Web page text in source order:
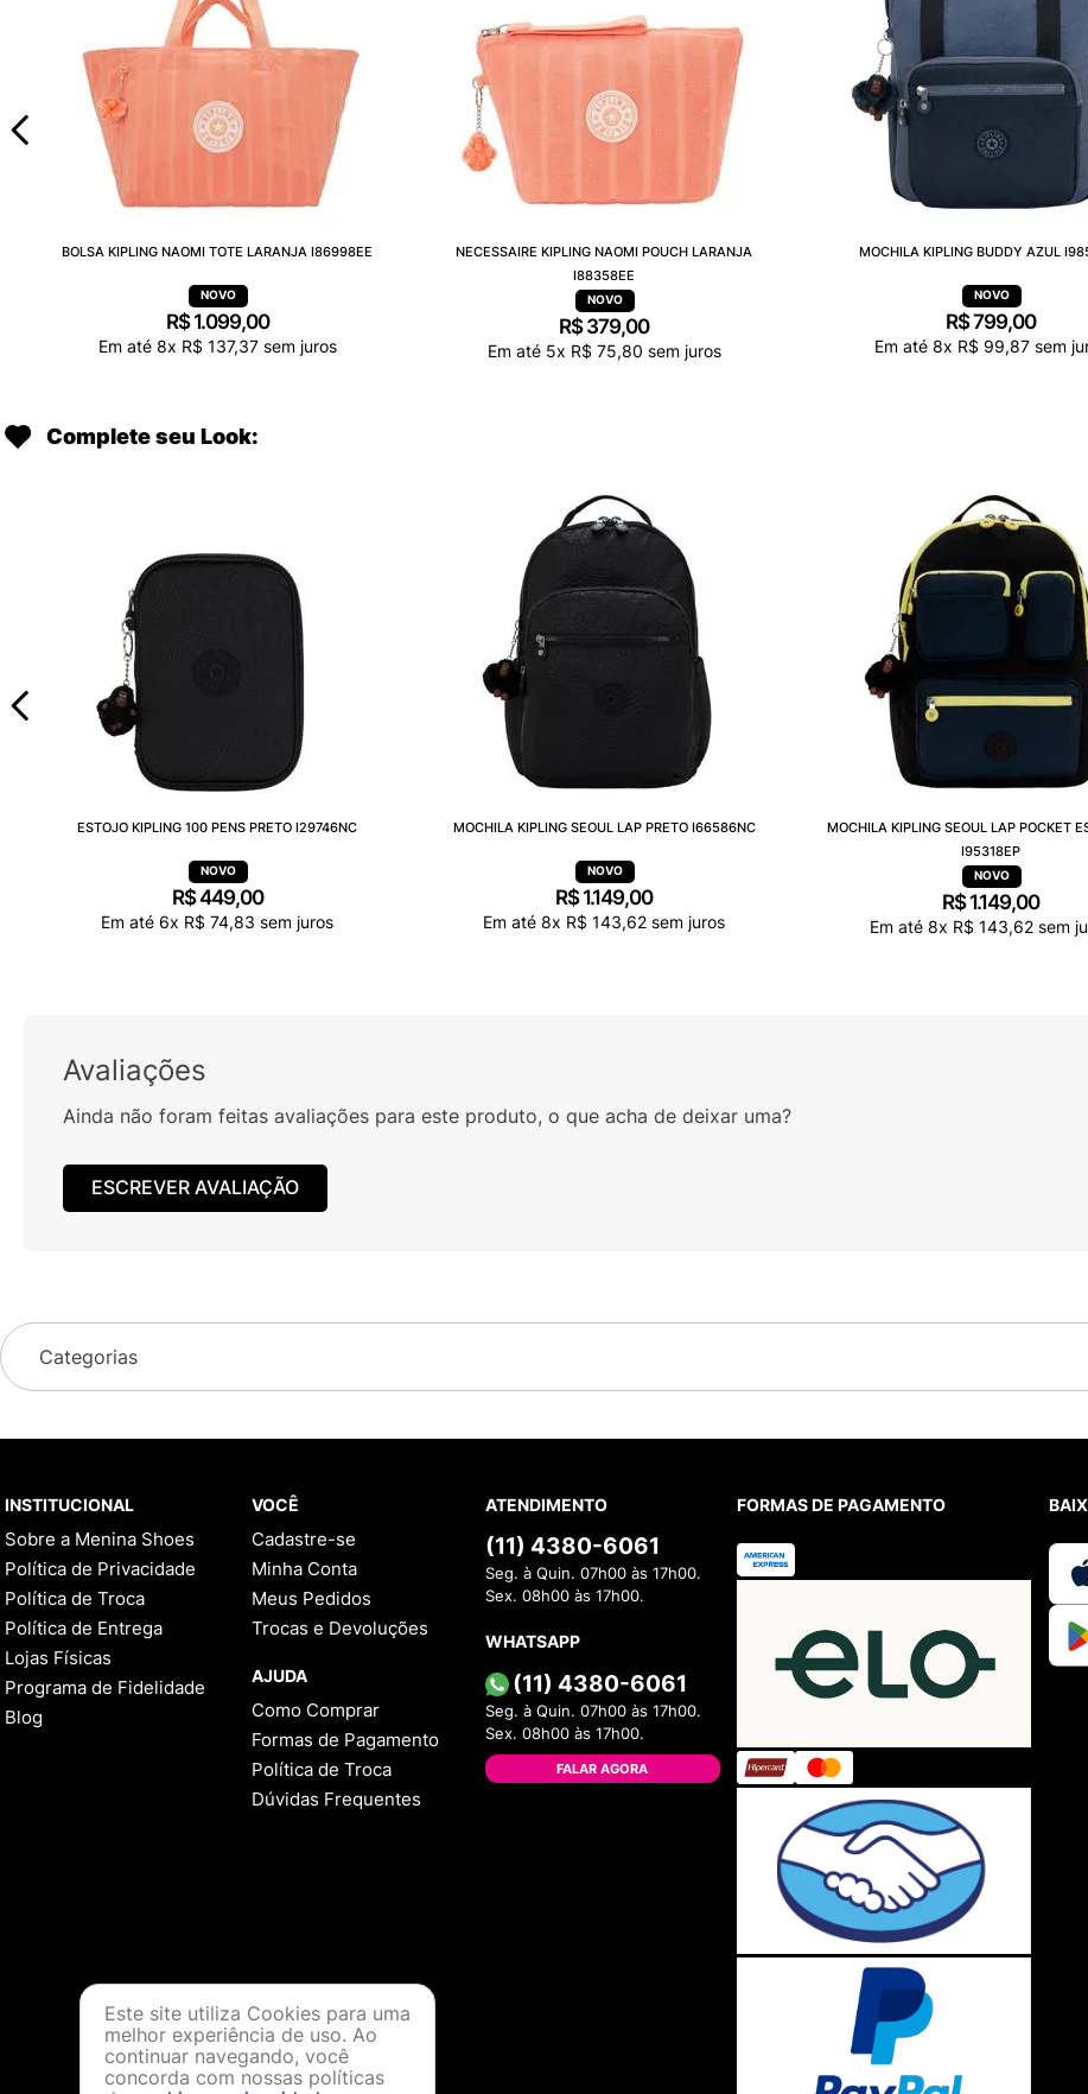
BOLSA KIPLING NAOMI TOTE LARANJA I86998EE
R$ 1.099,00
Em até 8x R$ 137,37sem juros
NECESSAIRE KIPLING NAOMI POUCH LARANJA
I88358EE
R$ 379,00
Em até 5x R$ 75,80 sem juros
MOCHILA KIPLING BUDDY AZUL
R$799,00
Em até 8x R$ 99,87sem
Complete seu Look:
ESTOJO KIPLING 100 PENS PRETO I29746NC
R$449,00
Em até 6x R$ 74,83 sem juros
MOCHILA KIPLING SEOUL LAP PRETO I66586NC
R$ 1.149,00
Em até 8x R$ 143,62 sem juros
MOCHILA KIPLING SEOUL LAP POCKET
I95318EP
R$ 1.149,00
Em até 8x R$ 143,62 sem
Avaliações
Ainda não foram feitas avaliações para este produto, o que acha de deixar uma?
ESCREVER AVALIAÇÃO
Categorias
INSTITUCIONAL
Sobre a Menina Shoes
Política de Privacidade
Política de Troca
Política de Entrega
Lojas Físicas
Programa de Fidelidade
Blog
VOCÊ
Cadastre-se
Minha Conta
Meus Pedidos
Trocas e Devoluções
AJUDA
Como Comprar
Formas de Pagamento
Política de Troca
Dúvidas Frequentes
ATENDIMENTO
(11) 4380-6061
Seg. à Quin. 07h00 às 17h00.
Sex. 08h00 às 17h00.
WHATSAPP
(11) 4380-6061
Seg. à Quin. 07h00 às 17h00.
Sex. 08h00 às 17h00.
FALAR AGORA
FORMAS DE PAGAMENTO
Este site utiliza Cookies para uma
melhor experiência de uso. Ao
continuar navegando, você
concorda com nossas políticas